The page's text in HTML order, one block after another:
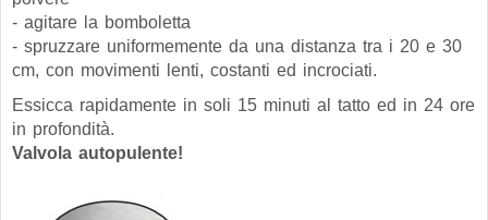
- agitare la bomboletta
- spruzzare uniformemente da una distanza tra i 20 e 30
cm, con movimenti lenti, costanti ed incrociati.
Essicca rapidamente in soli 15 minuti al tatto ed in 24 ore
in profondità.
Valvola autopulente!